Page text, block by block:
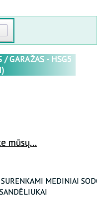
GARAŽAS - HSG5
VIRTUVĖS PRIEDAI
mūsų...
SURENKAMI MEDINIAI